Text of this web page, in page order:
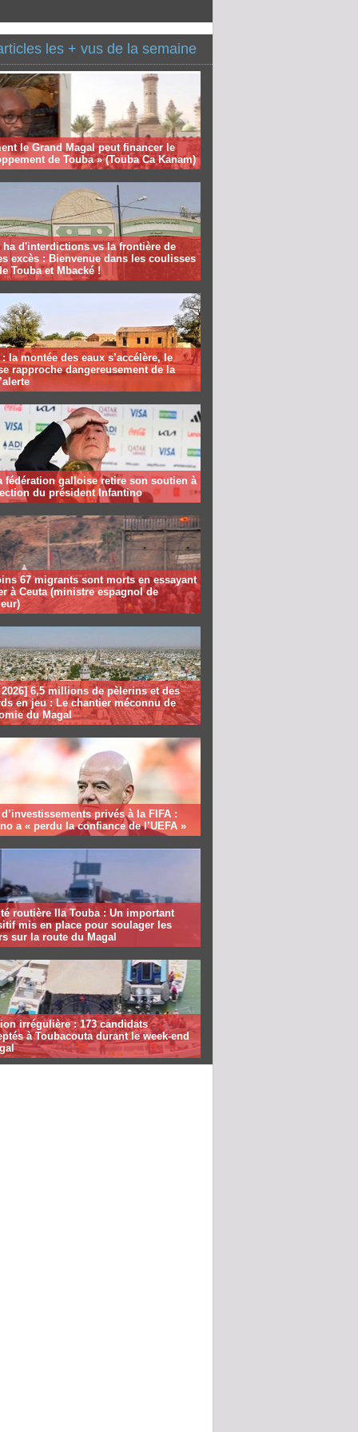
les + vus de la semaine
le Grand Magal peut financer le
de Touba » (Touba Ca Kanam)
ha d'interdictions vs la frontière de
excès : Bienvenue dans les coulisses
Touba et Mbacké !
la montée des eaux s’accélère, le
rapproche dangereusement de la
fédération galloise retire son soutien à
du président Infantino
67 migrants sont morts en essayant
à Ceuta (ministre espagnol de
6,5 millions de pèlerins et des
en jeu : Le chantier méconnu de
du Magal
privés à la FIFA :
a « perdu la confiance de l’UEFA »
routière Ila Touba : Un important
mis en place pour soulager les
sur la route du Magal
irrégulière : 173 candidats
à Toubacouta durant le week-end